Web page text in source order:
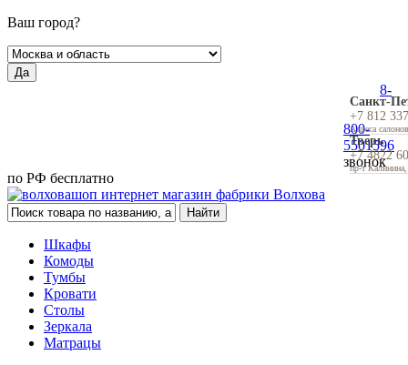
Ваш город?
Да
Санкт-
+7 812
Адреса
Тверь
+7 4822
пр-т
8-
800-
5501596
звонок
по РФ бесплатно
Шкафы
Комоды
Тумбы
Кровати
Столы
Зеркала
Матрацы